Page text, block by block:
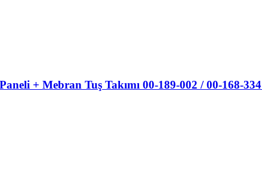
+ Mebran Tuş Takımı 00-189-002 / 00-168-